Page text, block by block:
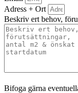
Adress + Ort
Beskriv ert behov,
Bifoga gärna